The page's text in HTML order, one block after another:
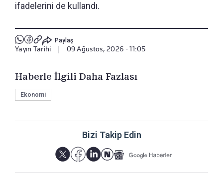
ifadelerini de kullandı.
Paylaş
Yayın Tarihi 09 Ağustos, 2026 - 11:05
Haberle İlgili Daha Fazlası
Ekonomi
Bizi Takip Edin